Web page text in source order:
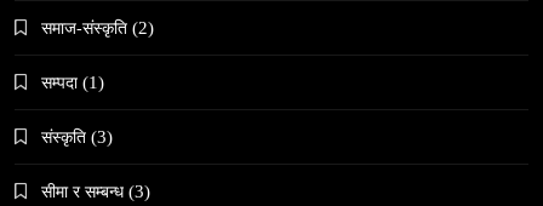
समाज-संस्कृति (2)
सम्पदा (1)
संस्कृति (3)
सीमा र सम्बन्ध (3)